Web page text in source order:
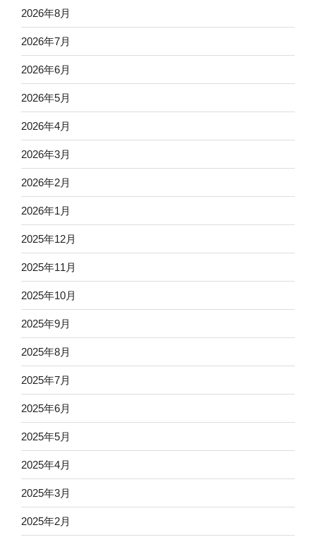
2026年8月
2026年7月
2026年6月
2026年5月
2026年4月
2026年3月
2026年2月
2026年1月
2025年12月
2025年11月
2025年10月
2025年9月
2025年8月
2025年7月
2025年6月
2025年5月
2025年4月
2025年3月
2025年2月